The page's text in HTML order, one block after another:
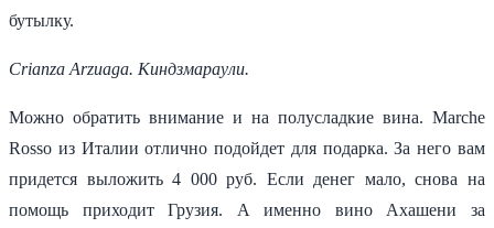
бутылку.
Crianza Arzuaga. Киндзмараули.
Можно обратить внимание и на полусладкие вина. Marche
Rosso из Италии отлично подойдет для подарка. За него вам
придется выложить 4 000 руб. Если денег мало, снова на
помощь приходит Грузия. А именно вино Ахашени за